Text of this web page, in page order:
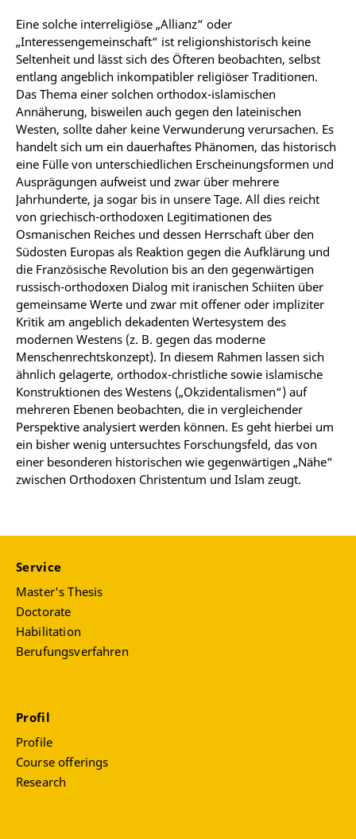
Eine solche interreligiöse „Allianz“ oder
„Interessengemeinschaft“ ist religionshistorisch keine
Seltenheit und lässt sich des Öfteren beobachten, selbst
entlang angeblich inkompatibler religiöser Traditionen.
Das Thema einer solchen orthodox-islamischen
Annäherung, bisweilen auch gegen den lateinischen
Westen, sollte daher keine Verwunderung verursachen. Es
handelt sich um ein dauerhaftes Phänomen, das historisch
eine Fülle von unterschiedlichen Erscheinungsformen und
Ausprägungen aufweist und zwar über mehrere
Jahrhunderte, ja sogar bis in unsere Tage. All dies reicht
von griechisch-orthodoxen Legitimationen des
Osmanischen Reiches und dessen Herrschaft über den
Südosten Europas als Reaktion gegen die Aufklärung und
die Französische Revolution bis an den gegenwärtigen
russisch-orthodoxen Dialog mit iranischen Schiiten über
gemeinsame Werte und zwar mit offener oder impliziter
Kritik am angeblich dekadenten Wertesystem des
modernen Westens (z. B. gegen das moderne
Menschenrechtskonzept). In diesem Rahmen lassen sich
ähnlich gelagerte, orthodox-christliche sowie islamische
Konstruktionen des Westens („Okzidentalismen“) auf
mehreren Ebenen beobachten, die in vergleichender
Perspektive analysiert werden können. Es geht hierbei um
ein bisher wenig untersuchtes Forschungsfeld, das von
einer besonderen historischen wie gegenwärtigen „Nähe“
zwischen Orthodoxen Christentum und Islam zeugt.
Service
Master's Thesis
Doctorate
Habilitation
Berufungsverfahren
Profil
Profile
Course offerings
Research